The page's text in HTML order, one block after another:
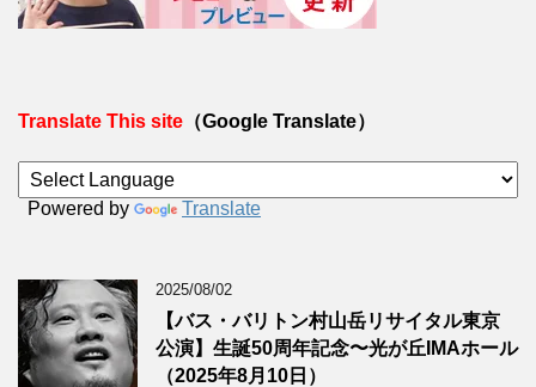
Translate This site （Google Translate）
Powered by Translate
2025/08/02
【バス・バリトン村山岳リサイタル東京
公演】生誕50周年記念〜光が丘IMAホール
（2025年8月10日）